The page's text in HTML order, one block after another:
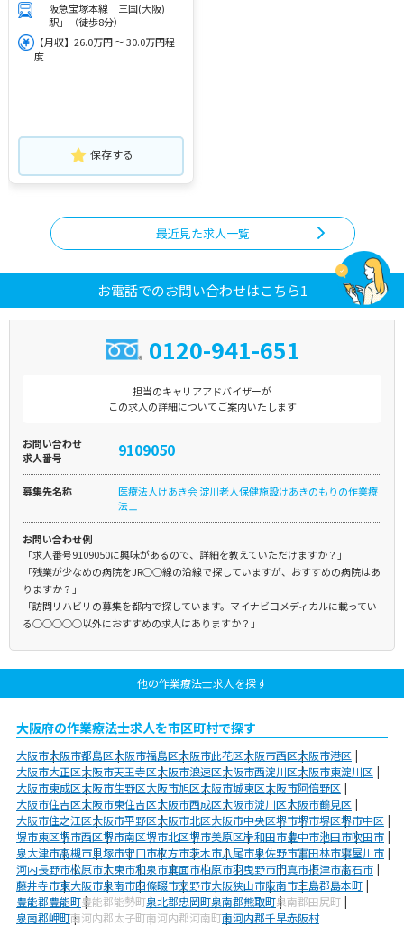
阪急宝塚本線「三国(大阪)
駅」（徒歩8分）
【月収】26.0万円 ～ 30.0万円程
度
保存する
最近見た求人一覧
お電話でのお問い合わせはこちら1
0120-941-651
担当のキャリアアドバイザーが
この求人の詳細についてご案内いたします
お問い合わせ
求人番号
9109050
募集先名称
医療法人けあき会 淀川老人保健施設けあきのもりの作業療
法士
お問い合わせ例
「求人番号9109050に興味があるので、詳細を教えていただけますか？」
「残業が少なめの病院をJR○○線の沿線で探していますが、おすすめの病院はあ
りますか？」
「訪問リハビリの募集を都内で探しています。マイナビコメディカルに載ってい
る○○○○○以外におすすめの求人はありますか？」
他の作業療法士求人を探す
大阪府の作業療法士求人を市区町村で探す
大阪市大阪市都島区大阪市福島区大阪市此花区大阪市西区大阪市港区
大阪市大正区大阪市天王寺区大阪市浪速区大阪市西淀川区大阪市東淀川区
大阪市東成区大阪市生野区大阪市旭区大阪市城東区大阪市阿倍野区
大阪市住吉区大阪市東住吉区大阪市西成区大阪市淀川区大阪市鶴見区
大阪市住之江区大阪市平野区大阪市北区大阪市中央区堺市堺市堺区堺市中区
堺市東区堺市西区堺市南区堺市北区堺市美原区岸和田市豊中市池田市吹田市
泉大津市高槻市貝塚市守口市枚方市茨木市八尾市泉佐野市富田林市寝屋川市
河内長野市松原市大東市和泉市箕面市柏原市羽曳野市門真市摂津市高石市
藤井寺市東大阪市泉南市四條畷市交野市大阪狭山市阪南市三島郡島本町
豊能郡豊能町豊能郡能勢町泉北郡忠岡町泉南郡熊取町泉南郡田尻町
泉南郡岬町南河内郡太子町南河内郡河南町南河内郡千早赤阪村